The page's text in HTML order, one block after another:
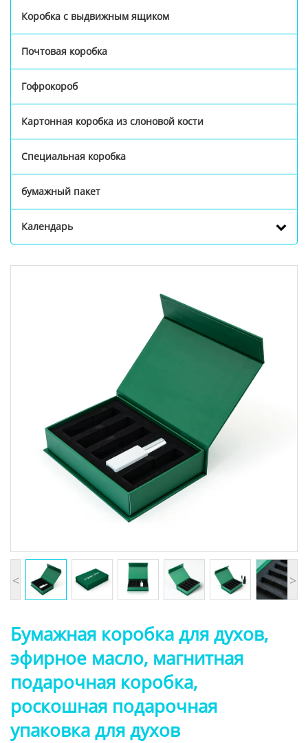
Коробка с выдвижным ящиком
Почтовая коробка
Гофрокороб
Картонная коробка из слоновой кости
Специальная коробка
бумажный пакет
Календарь
< >
Бумажная коробка для духов,
эфирное масло, магнитная
подарочная коробка,
роскошная подарочная
упаковка для духов